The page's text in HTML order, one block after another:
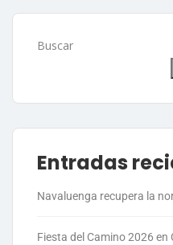
Buscar
Entradas
Navaluenga recupera la
Fiesta del Camino 2026